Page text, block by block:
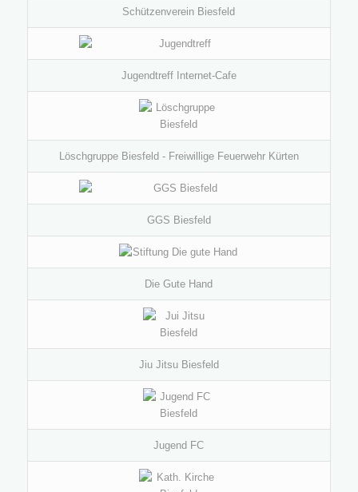
Schützenverein Biesfeld
Jugendtreff Internet-Cafe
Löschgruppe Biesfeld - Freiwillige Feuerwehr Kürten
GGS Biesfeld
Die Gute Hand
Jiu Jitsu Biesfeld
Jugend FC